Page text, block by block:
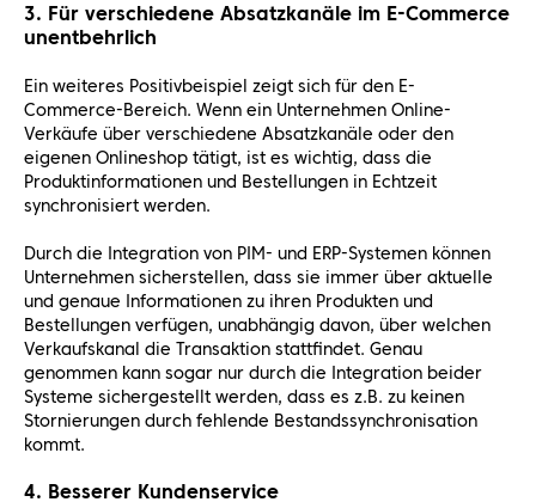
3. Für verschiedene Absatzkanäle im E-Commerce
unentbehrlich
Ein weiteres Positivbeispiel zeigt sich für den E-
Commerce-Bereich. Wenn ein Unternehmen Online-
Verkäufe über verschiedene Absatzkanäle oder den
eigenen Onlineshop tätigt, ist es wichtig, dass die
Produktinformationen und Bestellungen in Echtzeit
synchronisiert werden.
Durch die Integration von PIM- und ERP-Systemen können
Unternehmen sicherstellen, dass sie immer über aktuelle
und genaue Informationen zu ihren Produkten und
Bestellungen verfügen, unabhängig davon, über welchen
Verkaufskanal die Transaktion stattfindet. Genau
genommen kann sogar nur durch die Integration beider
Systeme sichergestellt werden, dass es z.B. zu keinen
Stornierungen durch fehlende Bestandssynchronisation
kommt.
4. Besserer Kundenservice